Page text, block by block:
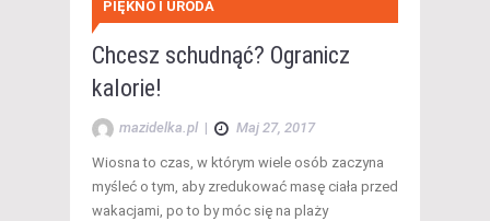
PIĘKNO I URODA
Chcesz schudnąć? Ogranicz
kalorie!
mazidelka.pl | Maj 27, 2017
Wiosna to czas, w którym wiele osób zaczyna
myśleć o tym, aby zredukować masę ciała przed
wakacjami, po to by móc się na plaży